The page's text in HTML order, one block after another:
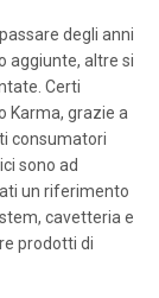
degli anni
aggiunte, altre si
Certi
Karma, grazie a
consumatori
sono ad
un riferimento
cavetteria e
prodotti di